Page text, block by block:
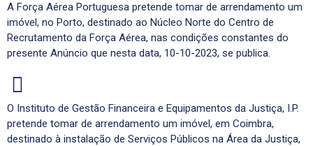
A Força Aérea Portuguesa pretende tomar de arrendamento um
imóvel, no Porto, destinado ao Núcleo Norte do Centro de
Recrutamento da Força Aérea, nas condições constantes do
presente Anúncio que nesta data, 10-10-2023, se publica.
O Instituto de Gestão Financeira e Equipamentos da Justiça, I.P.
pretende tomar de arrendamento um imóvel, em Coimbra,
destinado à instalação de Serviços Públicos na Área da Justiça,